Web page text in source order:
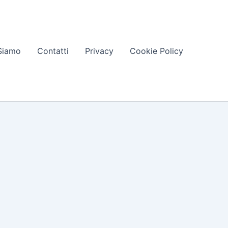
Contatti Privacy Cookie Policy